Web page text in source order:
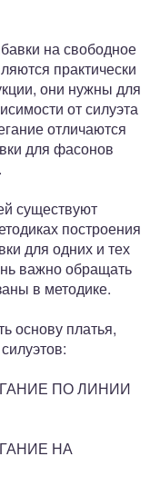
на свободное
практически
они нужны для
от силуэта
отличаются
для фасонов
существуют
построения
для одних и тех
важно обращать
в методике.
основу платья,
ПО ЛИНИИ
НА